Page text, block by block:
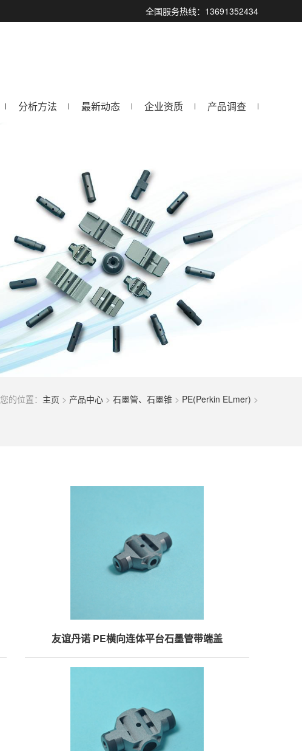
全国服务热线：13691352434
分析方法 最新动态 企业资质 产品调查
您的位置： 主页 > 产品中心 > 石墨管、石墨锥 > PE(Perkin ELmer) >
友谊丹诺 PE横向连体平台石墨管带端盖